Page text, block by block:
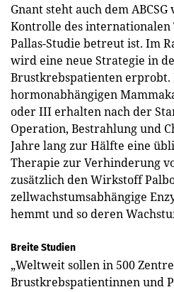
Gnant steht auch dem
Kontrolle des internationalen
Pallas-Studie betreut ist. Im
wird eine neue Strategie in
Brustkrebspatienten
hormonabhängigen
oder III erhalten nach der
Operation, Bestrahlung und
Jahre lang zur Hälfte eine
Therapie zur Verhinderung
zusätzlich den Wirkstoff
zellwachstums­abhängige
hemmt und so deren
Breite Studien
„Weltweit sollen in 500
Brustkrebspatientinnen und